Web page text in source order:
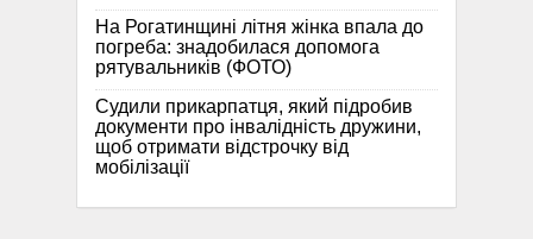
На Рогатинщині літня жінка впала до
погреба: знадобилася допомога
рятувальників (ФОТО)
Судили прикарпатця, який підробив
документи про інвалідність дружини,
щоб отримати відстрочку від
мобілізації